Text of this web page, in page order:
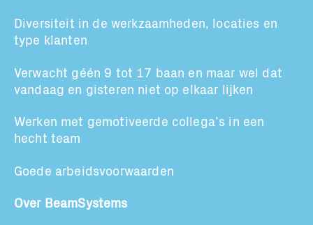
Diversiteit in de werkzaamheden, locaties en
type klanten
Verwacht géén 9 tot 17 baan en maar wel dat
vandaag en gisteren niet op elkaar lijken
Werken met gemotiveerde collega’s in een
hecht team
Goede arbeidsvoorwaarden
Over BeamSystems